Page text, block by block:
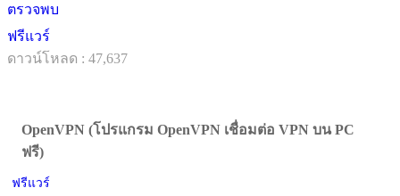
ตรวจพบ
ฟรีแวร์
ดาวน์โหลด : 47,637
OpenVPN (โปรแกรม OpenVPN เชื่อมต่อ VPN บน PC
ฟรี)
ฟรีแวร์